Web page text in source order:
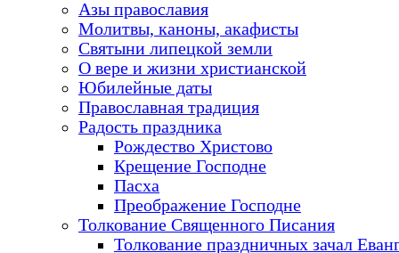
Азы православия
Молитвы, каноны, акафисты
Святыни липецкой земли
О вере и жизни христианской
Юбилейные даты
Православная традиция
Радость праздника
Рождество Христово
Крещение Господне
Пасха
Преображение Господне
Толкование Священного Писания
Толкование праздничных зачал